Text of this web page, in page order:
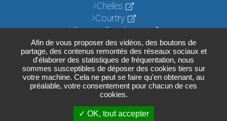
Afin de vous proposer des vidéos, des boutons de
partage, des contenus remontés des réseaux sociaux et
d'élaborer des statistiques de fréquentation, nous
sommes susceptibles de déposer des cookies tiers sur
votre machine. Cela ne peut se faire qu'en obtenant, au
préalable, votre consentement pour chacun de ces
cookies.
OK, tout accepter
Chelles
Courtry
Croissy-Beaubourg
Emerainville
Lognes
Noisiel
Pontault-Combault
Roissy-en-Brie
Vaires-sur-Marne